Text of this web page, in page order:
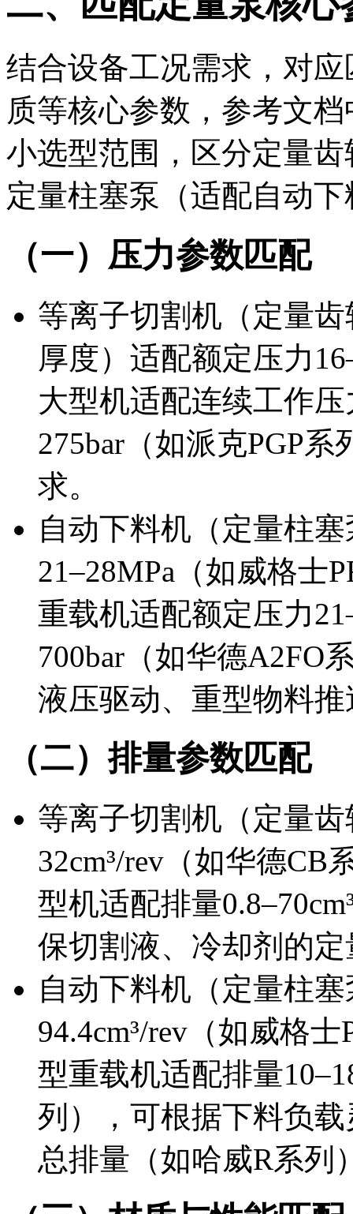
结合设备工况需求，对
质等核心参数，参考文
小选型范围，区分定量
定量柱塞泵（适配自动
（一）压力参数匹配
等离子切割机（定量
厚度）适配额定压力
大型机适配连续工作
275bar（如派克PGP
求。
自动下料机（定量柱
21–28MPa（如威格士
重载机适配额定压力
700bar（如华德A2FO
液压驱动、重型物料推
（二）排量参数匹配
等离子切割机（定量
32cm³/rev（如华德CB
型机适配排量
保切割液、冷却剂的
自动下料机（定量柱
94.4cm³/rev（如威格
型重载机适配排量
列），可根据下料负
总排量（如哈威R系列